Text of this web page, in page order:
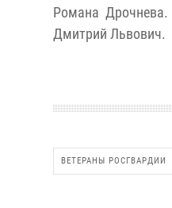
Романа
Дмитрий Львович.
ВЕТЕРАНЫ РОСГВАРДИИ